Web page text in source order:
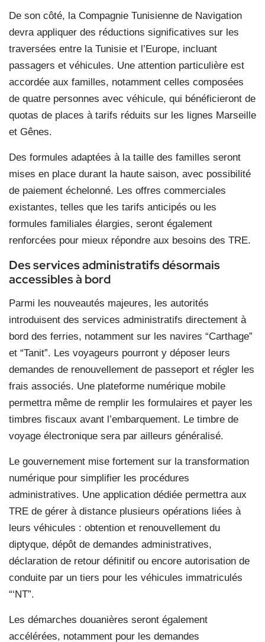
De son côté, la Compagnie Tunisienne de Navigation
devra appliquer des réductions significatives sur les
traversées entre la Tunisie et l’Europe, incluant
passagers et véhicules. Une attention particulière est
accordée aux familles, notamment celles composées
de quatre personnes avec véhicule, qui bénéficieront de
quotas de places à tarifs réduits sur les lignes Marseille
et Gênes.
Des formules adaptées à la taille des familles seront
mises en place durant la haute saison, avec possibilité
de paiement échelonné. Les offres commerciales
existantes, telles que les tarifs anticipés ou les
formules familiales élargies, seront également
renforcées pour mieux répondre aux besoins des TRE.
Des services administratifs désormais
accessibles à bord
Parmi les nouveautés majeures, les autorités
introduisent des services administratifs directement à
bord des ferries, notamment sur les navires “Carthage”
et “Tanit”. Les voyageurs pourront y déposer leurs
demandes de renouvellement de passeport et régler les
frais associés. Une plateforme numérique mobile
permettra même de remplir les formulaires et payer les
timbres fiscaux avant l’embarquement. Le timbre de
voyage électronique sera par ailleurs généralisé.
Le gouvernement mise fortement sur la transformation
numérique pour simplifier les procédures
administratives. Une application dédiée permettra aux
TRE de gérer à distance plusieurs opérations liées à
leurs véhicules : obtention et renouvellement du
diptyque, dépôt de demandes administratives,
déclaration de retour définitif ou encore autorisation de
conduite par un tiers pour les véhicules immatriculés
“‘NT”.
Les démarches douanières seront également
accélérées, notamment pour les demandes